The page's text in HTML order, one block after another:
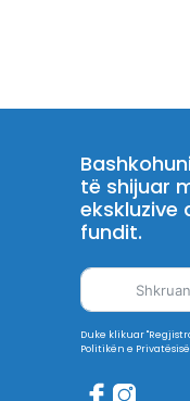
të shijuar
ekskluzive
fundit.
Duke klikuar
Politikën e